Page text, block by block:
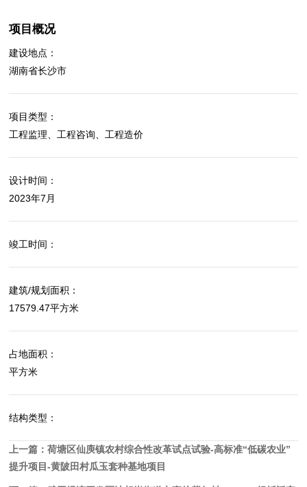
项目概况
建设地点：
湖南省长沙市
项目类型：
工程监理、工程咨询、工程造价
设计时间：
2023年7月
竣工时间：
建筑/规划面积：
17579.47平方米
占地面积：
平方米
结构类型：
上一篇：荷塘区仙庾镇农村综合性改革试点试验-高标准“低碳农业”
提升项目-黄陂田村瓜玉套种基地项目